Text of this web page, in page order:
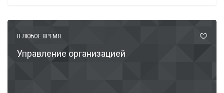
В ЛЮБОЕ ВРЕМЯ
Управление организацией